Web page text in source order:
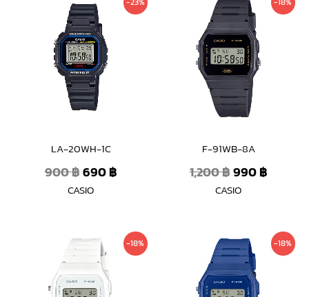
LA-20WH-1C
900฿
price
was:
900 ฿.
690฿
price
CASIO
F-91WB-8A
1,200฿
price
was:
1,200 ฿.
990฿
price
CASIO
-18%
Original
price
was:
1,200 ฿.
Current
price
-18%
Original
price
was:
1,200 ฿.
price